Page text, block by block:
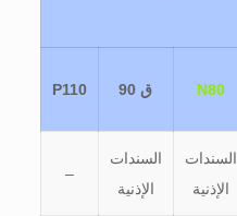
N80 ق 90 P110
السندات
الإذنية
السندات
الإذنية
–